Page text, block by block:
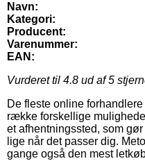
Navn:
Kategori:
Producent:
Varenummer:
EAN:
Vurderet til 4.8 ud af 5
De fleste online
række forskellige
et afhentningssted, som
lige når det passer dig.
gange også den mest